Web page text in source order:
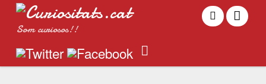
Som curiosos!!